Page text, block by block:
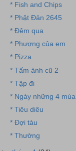
* Fish and Chips
* Phật Đản 2645
* Đêm qua
* Phượng của em
* Pizza
* Tấm ảnh cũ 2
* Tập đi
* Ngày những 4 mùa
* Tiêu diêu
* Đợi tàu
* Thường